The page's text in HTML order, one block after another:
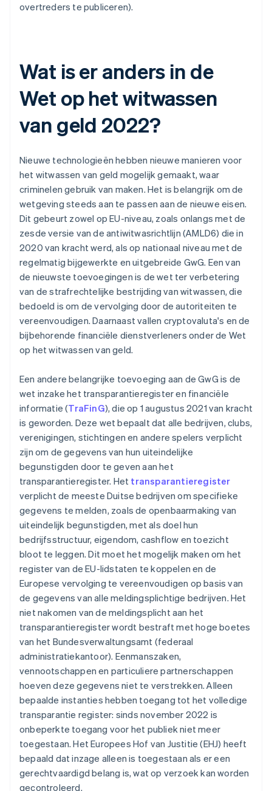
overtreders te publiceren).
Wat is er anders in de
Wet op het witwassen
van geld 2022?
Nieuwe technologieën hebben nieuwe manieren voor
het witwassen van geld mogelijk gemaakt, waar
criminelen gebruik van maken. Het is belangrijk om de
wetgeving steeds aan te passen aan de nieuwe eisen.
Dit gebeurt zowel op EU-niveau, zoals onlangs met de
zesde versie van de antiwitwasrichtlijn (AMLD6) die in
2020 van kracht werd, als op nationaal niveau met de
regelmatig bijgewerkte en uitgebreide GwG. Een van
de nieuwste toevoegingen is de wet ter verbetering
van de strafrechtelijke bestrijding van witwassen, die
bedoeld is om de vervolging door de autoriteiten te
vereenvoudigen. Daarnaast vallen cryptovaluta's en de
bijbehorende financiële dienstverleners onder de Wet
op het witwassen van geld.
Een andere belangrijke toevoeging aan de GwG is de
wet inzake het transparantieregister en financiële
informatie (TraFinG), die op 1 augustus 2021 van kracht
is geworden. Deze wet bepaalt dat alle bedrijven, clubs,
verenigingen, stichtingen en andere spelers verplicht
zijn om de gegevens van hun uiteindelijke
begunstigden door te geven aan het
transparantieregister. Het transparantieregister
verplicht de meeste Duitse bedrijven om specifieke
gegevens te melden, zoals de openbaarmaking van
uiteindelijk begunstigden, met als doel hun
bedrijfsstructuur, eigendom, cashflow en toezicht
bloot te leggen. Dit moet het mogelijk maken om het
register van de EU-lidstaten te koppelen en de
Europese vervolging te vereenvoudigen op basis van
de gegevens van alle meldingsplichtige bedrijven. Het
niet nakomen van de meldingsplicht aan het
transparantieregister wordt bestraft met hoge boetes
van het Bundesverwaltungsamt (federaal
administratiekantoor). Eenmanszaken,
vennootschappen en particuliere partnerschappen
hoeven deze gegevens niet te verstrekken. Alleen
bepaalde instanties hebben toegang tot het volledige
transparantie register: sinds november 2022 is
onbeperkte toegang voor het publiek niet meer
toegestaan. Het Europees Hof van Justitie (EHJ) heeft
bepaald dat inzage alleen is toegestaan als er een
gerechtvaardigd belang is, wat op verzoek kan worden
gecontroleerd.